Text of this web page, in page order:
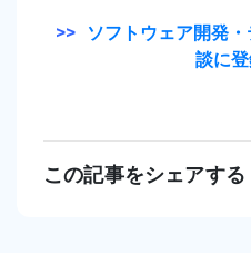
>>
ソフトウェア開発
談に
この記事をシェアする